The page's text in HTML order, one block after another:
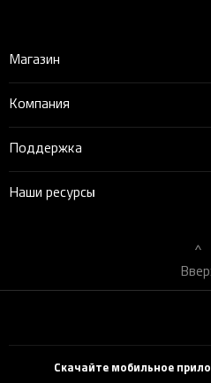
Магазин
Компания
Поддержка
Наши ресурсы
Скачайте мобильное